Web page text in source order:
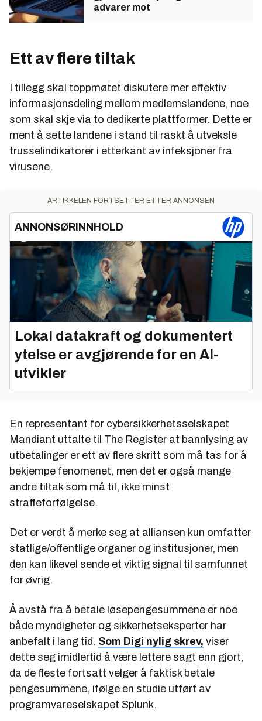
advarer mot
Ett av flere tiltak
I tillegg skal toppmøtet diskutere mer effektiv
informasjonsdeling mellom medlemslandene, noe
som skal skje via to dedikerte plattformer. Dette er
ment å sette landene i stand til raskt å utveksle
trusselindikatorer i etterkant av infeksjoner fra
virusene.
ARTIKKELEN FORTSETTER ETTER ANNONSEN
ANNONSØRINNHOLD
Lokal datakraft og dokumentert
ytelse er avgjørende for en AI-
utvikler
En representant for cybersikkerhetsselskapet
Mandiant uttalte til The Register at bannlysing av
utbetalinger er ett av flere skritt som må tas for å
bekjempe fenomenet, men det er også mange
andre tiltak som må til, ikke minst
straffeforfølgelse.
Det er verdt å merke seg at alliansen kun omfatter
statlige/offentlige organer og institusjoner, men
den kan likevel sende et viktig signal til samfunnet
for øvrig.
Å avstå fra å betale løsepengesummene er noe
både myndigheter og sikkerhetseksperter har
anbefalt i lang tid. Som Digi nylig skrev, viser
dette seg imidlertid å være lettere sagt enn gjort,
da de fleste fortsatt velger å faktisk betale
pengesummene, ifølge en studie utført av
programvareselskapet Splunk.